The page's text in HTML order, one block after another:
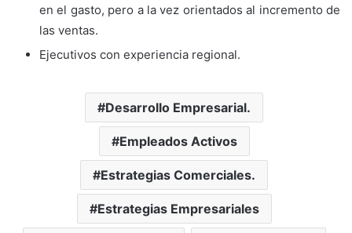
en el gasto, pero a la vez orientados al incremento de
las ventas.
Ejecutivos con experiencia regional.
Desarrollo Empresarial.
Empleados Activos
Estrategias Comerciales.
Estrategias Empresariales